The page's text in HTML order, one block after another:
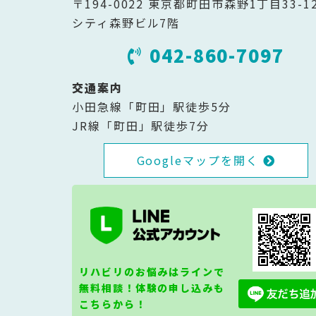
シティ森野ビル7階
042-860-7097
交通案内
小田急線「町田」駅徒歩5分
JR線「町田」駅徒歩7分
Googleマップを開く
リハビリのお悩みはラインで
無料相談！体験の申し込みも
こちらから！